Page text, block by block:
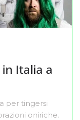
Italia a
per tingersi
oniriche.